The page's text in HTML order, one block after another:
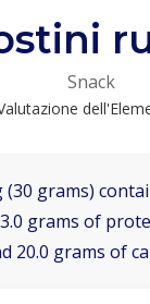
Snack
(30 grams)
grams of
20.0 grams of